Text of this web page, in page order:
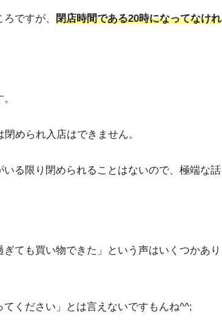
ですが、 閉店時間である20時になってなけれ
められ入店はできません。
る限り閉められることはないので、極端な話
ても買い物できた」という声はいくつかあり
ください」とは言えないですもんね^^;